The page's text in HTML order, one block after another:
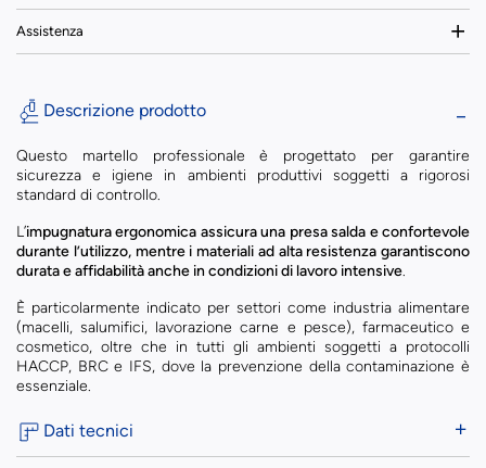
Assistenza
Descrizione prodotto
Questo martello professionale è progettato per garantire
sicurezza e igiene in ambienti produttivi soggetti a rigorosi
standard di controllo.
L’impugnatura ergonomica assicura una presa salda e confortevole
durante l’utilizzo, mentre i materiali ad alta resistenza garantiscono
durata e affidabilità anche in condizioni di lavoro intensive.
È particolarmente indicato per settori come industria alimentare
(macelli, salumifici, lavorazione carne e pesce), farmaceutico e
cosmetico, oltre che in tutti gli ambienti soggetti a protocolli
HACCP, BRC e IFS, dove la prevenzione della contaminazione è
essenziale.
Dati tecnici